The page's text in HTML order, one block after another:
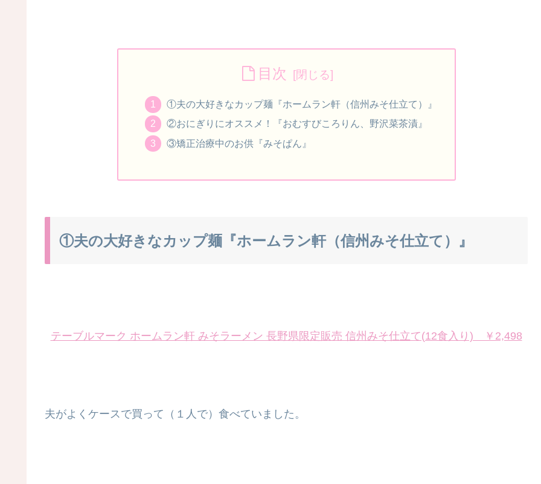
目次
①夫の大好きなカップ麺『ホームラン軒（信州みそ仕立て）』
②おにぎりにオススメ！『おむすびころりん、野沢菜茶漬』
③矯正治療中のお供『みそぱん』
①夫の大好きなカップ麺『ホームラン軒（信州みそ仕立て）』
テーブルマーク ホームラン軒 みそラーメン 長野県限定販売 信州みそ仕立て(12食入り) ￥2,498
夫がよくケースで買って（１人で）食べていました。